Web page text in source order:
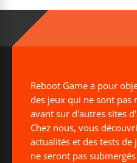
Reboot Game a pour
des jeux qui ne sont pas
avant sur d'autres sites
Chez nous, vous
actualités et des tests
ne seront pas